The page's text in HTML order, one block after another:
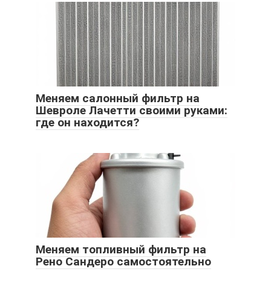
Меняем салонный фильтр на
Шевроле Лачетти своими руками:
где он находится?
Меняем топливный фильтр на
Рено Сандеро самостоятельно